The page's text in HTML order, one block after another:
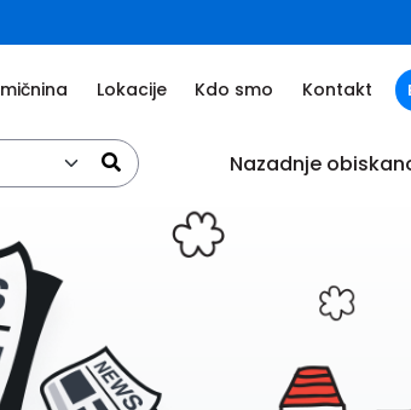
Lokacije Kdo smo Kontakt
Nazadnje